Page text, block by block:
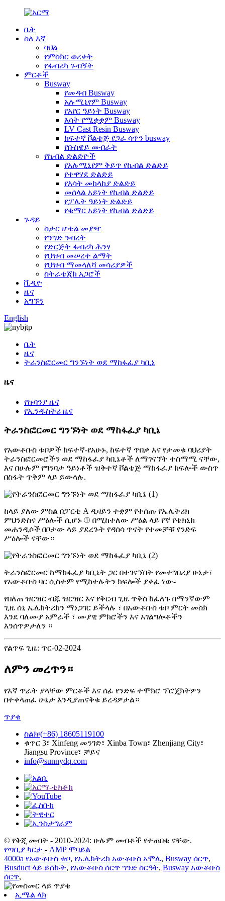
ቤት
ስለ እኛ
ባህል
የምስክር ወረቀት
የፋብሪካ ጉብኝት
ምርቶች
Busway
የመዳብ Busway
አሉሚኒየም Busway
የአየር ዓይነት Busway
እሳት የሚቋቋም Busway
LV Cast Resin Busway
ከፍተኛ ቮልቴጅ የጋራ ሳጥን busway
የቡስዌይ መብራት
የኬብል ድልድዮች
የአሉሚኒየም ቅይጥ የኬብል ድልድይ
የተዋሃደ ድልድይ
የእሳት መከላከያ ድልድይ
መሰላል አይነት የኬብል ድልድይ
የፓሌት ዓይነት ድልድይ
የቁማር አይነት የኬብል ድልድይ
ጉዳይ
ስታር ሆቴል መያዣ
የንግድ ንብረት
የድርጅት ፋብሪካ ሕንፃ
የህዝብ መሠረተ ልማት
የህዝብ ማመላለሻ መሳሪያዎች
ስትራቴጂክ አጋሮች
ቪዲዮ
ዜና
አግኙን
English
ቤት
ዜና
ትራንስፎርመር ግንኙነት ወደ ማከፋፈያ ካቢኔ
ዜና
የኩባንያ ዜና
የኢንዱስትሪ ዜና
ትራንስፎርመር ግንኙነት ወደ ማከፋፈያ ካቢኔ
የአውቶቡስ ቱቦዎች ከፍተኛ-የአሁኑ, ከፍተኛ ጥበቃ እና የታመቁ ባህሪያት
ትራንስፎርመሮችን ወደ ማከፋፈያ ካቢኔቶች ለማገናኘት ተስማሚ ናቸው,
እና በሁሉም የግንባታ ዓይነቶች ዝቅተኛ ቮልቴጅ ማከፋፈያ ክፍሎች ውስጥ
በስፋት ጥቅም ላይ ይውላሉ.
ከላይ ያለው ምስል በፓርቲ A ዲዛይን ተቋም የተሰጡ የኤሌትሪክ
ምህንድስና ሥዕሎች ሲሆኑ ① በሚከተለው ሥዕል ላይ የኛ የቴክኒክ
መሐንዲሶች በቦታው ላይ ያደረጉት የዳሰሳ ጥናት የተመቻቹ የንድፍ
ሥዕሎች ናቸው።
ትራንስፎርመር ከማከፋፈያ ካቢኔት ጋር በተገናኘበት የመተግበሪያ ሁኔታ፣
የአውቶቡስ ባር ሲስተም የሚከተሉትን ክፍሎች ያቀፈ ነው-
የበለጠ ዝርዝር ብጁ ዝርዝር እና የቅርብ ጊዜ ጥቅስ ከፈለጉ በማንኛውም
ጊዜ ሰኒ ኤሌክትሪክን ማነጋገር ይችላሉ ፣ በአውቶቡስ ቱቦ ምርት መስክ
እንደ ባለሙያ አምራች ፣ ሙያዊ ምክሮችን እና አገልግሎቶችን
እንሰጥዎታለን ።
የልጥፍ ጊዜ: ጥር-02-2024
ለምን መረጥን።
የእኛ ጥራት ያላቸው ምርቶች እና ሰፊ የንድፍ ተሞክሮ ፕሮጄክትዎን
በተቀላጠፈ ሁኔታ እንዲያጠናቅቁ ይረዳዎታል።
ጥያቄ
ስልክ፡(+86) 18605119100
ቁጥር 3፣ Xinfeng መንገድ፣ Xinba Town፣ Zhenjiang City፣
Jiangsu Province፣ ቻይና
info@sunnydq.com
© የቅጂ መብት - 2010-2024: ሁሉም መብቶች የተጠበቁ ናቸው.
የጣቢያ ካርታ - AMP ሞባይል
4000a የአውቶቡስ ቱቦ, የኤሌክትሪክ አውቶቡስ አሞሌ, Busway ሰርጥ,
Busduct ላይ ይሰኩት, የአውቶቡስ ሰርጥ ግንድ ስርዓት, Busway አውቶቡስ
ሰርጥ,
ኢሜል ላክ